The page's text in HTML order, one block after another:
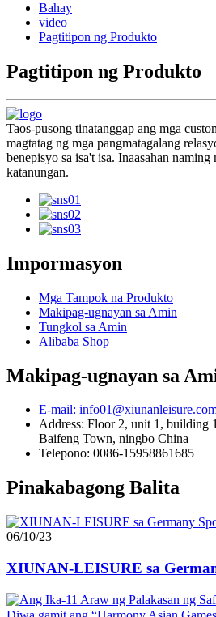
Bahay
video
Pagtitipon ng Produkto
Pagtitipon ng Produkto
Taos-pusong tinatanggap ang mga
magtatag ng mga pangmatagalang
benepisyo sa isa't isa. Inaasahan
katanungan.
Impormasyon
Mga Tampok na Produkto
Makipag-ugnayan sa Amin
Tungkol sa Amin
Alibaba Shop
Makipag-ugnayan sa
E-mail:
Address: Floor 2, unit 1, building
Baifeng Town, ningbo China
Telepono: 0086-15958861685
Pinakabagong Balita
06/10/23
XIUNAN-LEISURE sa